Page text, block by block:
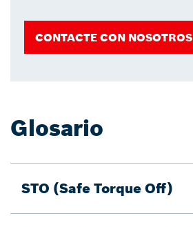
CONTACTE CON NOSOTROS
Glosario
STO (Safe Torque Off)